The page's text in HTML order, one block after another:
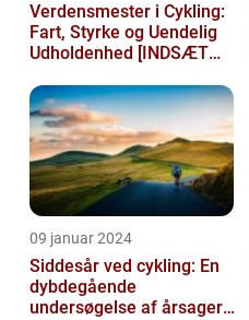
Verdensmester i Cykling:
Fart, Styrke og Uendelig
Udholdenhed [INDSÆT
09 januar 2024
Siddesår ved cykling: En
dybdegående
undersøgelse af årsager,